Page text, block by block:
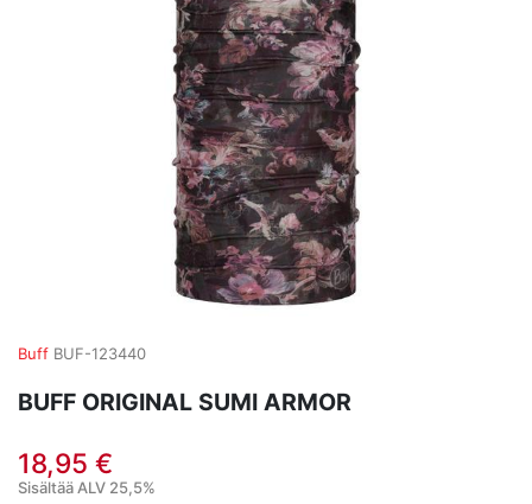
Buff BUF-123440
BUFF ORIGINAL SUMI ARMOR
18,95 €
Sisältää ALV 25,5%